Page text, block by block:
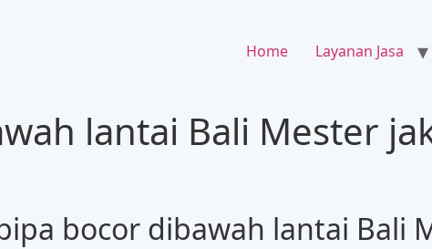
Home Layanan Jasa
lantai Bali Mester
bocor dibawah lantai Bali